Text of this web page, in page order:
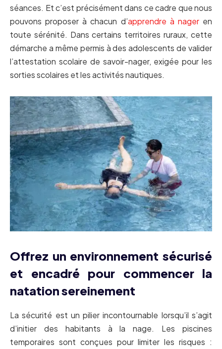
séances. Et c’est précisément dans ce cadre que nous
pouvons proposer à chacun d’apprendre à nageren
toute sérénité. Dans certains territoires ruraux, cette
démarche a même permis à des adolescents de valider
l’attestation scolaire de savoir-nager, exigée pour les
sorties scolaires et les activités nautiques.
Offrez un environnement sécurisé
et encadré pour commencer la
natation sereinement
La sécurité est un pilier incontournable lorsqu’il s’agit
d’initier des habitants à la nage. Les piscines
temporaires sont conçues pour limiter les risques :